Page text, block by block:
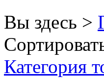
Htpc
Huawei
Ideazon
Вы здесь >
Категория